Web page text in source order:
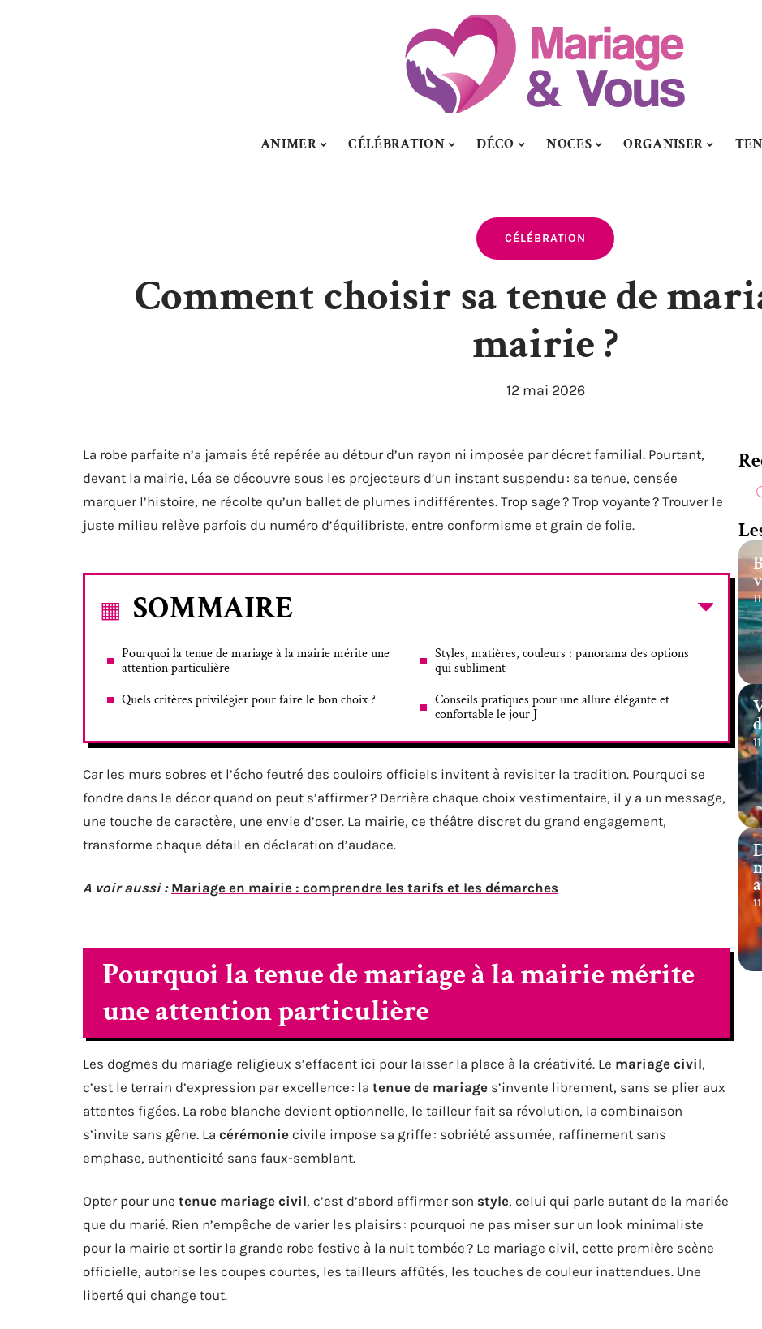
ANIMER CÉLÉBRATION DÉCO NOCES ORGANISER
CÉLÉBRATION
Comment choisir sa tenue de
mairie ?
12 mai 2026
La robe parfaite n’a jamais été repérée au détour d’un rayon ni imposée par décret familial. Pourtant,
devant la mairie, Léa se découvre sous les projecteurs d’un instant suspendu : sa tenue, censée
marquer l’histoire, ne récolte qu’un ballet de plumes indifférentes. Trop sage ? Trop voyante ? Trouver le
juste milieu relève parfois du numéro d’équilibriste, entre conformisme et grain de folie.
SOMMAIRE
Pourquoi la tenue de mariage à la mairie mérite une
attention particulière
Quels critères privilégier pour faire le bon choix ?
Styles, matières, couleurs : panorama des options
qui subliment
Conseils pratiques pour une allure élégante et
confortable le jour J
Car les murs sobres et l’écho feutré des couloirs officiels invitent à revisiter la tradition. Pourquoi se
fondre dans le décor quand on peut s’affirmer ? Derrière chaque choix vestimentaire, il y a un message,
une touche de caractère, une envie d’oser. La mairie, ce théâtre discret du grand engagement,
transforme chaque détail en déclaration d’audace.
A voir aussi : Mariage en mairie : comprendre les tarifs et les démarches
Pourquoi la tenue de mariage à la mairie mérite
une attention particulière
Les dogmes du mariage religieux s’effacent ici pour laisser la place à la créativité. Le mariage civil,
c’est le terrain d’expression par excellence : la tenue de mariage s’invente librement, sans se plier aux
attentes figées. La robe blanche devient optionnelle, le tailleur fait sa révolution, la combinaison
s’invite sans gêne. La cérémonie civile impose sa griffe : sobriété assumée, raffinement sans
emphase, authenticité sans faux-semblant.
Opter pour une tenue mariage civil, c’est d’abord affirmer son style, celui qui parle autant de la mariée
que du marié. Rien n’empêche de varier les plaisirs : pourquoi ne pas miser sur un look minimaliste
pour la mairie et sortir la grande robe festive à la nuit tombée ? Le mariage civil, cette première scène
officielle, autorise les coupes courtes, les tailleurs affûtés, les touches de couleur inattendues. Une
liberté qui change tout.